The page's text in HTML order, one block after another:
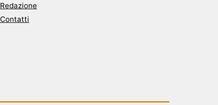
Redazione
Contatti